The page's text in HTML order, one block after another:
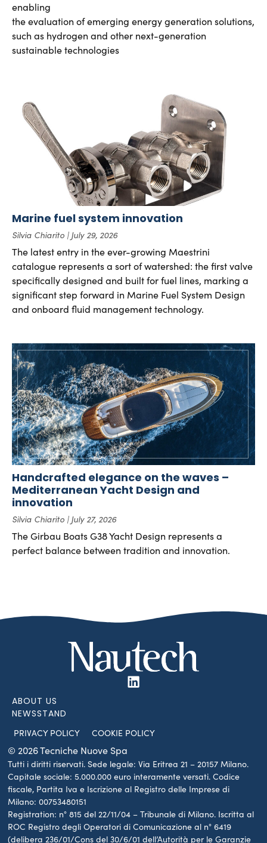
enabling
the evaluation of emerging energy generation solutions,
such as hydrogen and other next-generation
sustainable technologies
Marine fuel system innovation
Silvia Chiarito July 29, 2026
The latest entry in the ever-growing Maestrini
catalogue represents a sort of watershed: the first valve
specifically designed and built for fuel lines, marking a
significant step forward in Marine Fuel System Design
and onboard fluid management technology.
Handcrafted elegance on the waves –
Mediterranean Yacht Design and
innovation
Silvia Chiarito July 27, 2026
The Girbau Boats G38 Yacht Design represents a
perfect balance between tradition and innovation.
ABOUT US
NEWSSTAND
© 2026 Tecniche Nuove Spa
PRIVACY POLICY COOKIE POLICY
Tutti i diritti riservati. Sede legale: Via Eritrea 21 – 20157 Milano.
Capitale sociale: 5.000.000 euro interamente versati. Codice
fiscale, Partita Iva e Iscrizione al Registro delle Imprese di
Milano: 00753480151
Registration: n° 815 del 22/11/04 – Tribunale di Milano. Iscritta al
ROC Registro degli Operatori di Comunicazione al n° 6419
(delibera 236/01/Cons del 30/6/01 dell’Autorità per le Garanzie